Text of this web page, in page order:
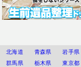
北海道 青森県 岩手県
群馬県
栃木県 東京都